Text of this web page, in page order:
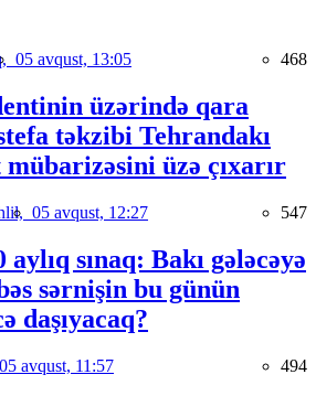
05 avqust, 13:05 468
üzərində qara
təkzibi Tehrandakı
üzə çıxarır
05 avqust, 12:27 547
sınaq: Bakı gələcəyə
sərnişin bu günün
daşıyacaq?
05 avqust, 11:57 494